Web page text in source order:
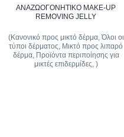
ΑΝΑΖΩΟΓΟΝΗΤΙΚΌ MAKE-UP
REMOVING JELLY
(Κανονικό προς μικτό δέρμα, Όλοι οι
τύποι δέρματος, Μικτό προς λιπαρό
δέρμα, Προϊόντα περιποίησης για
μικτές επιδερμίδες, )